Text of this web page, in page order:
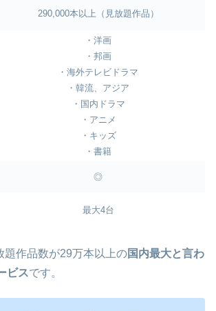
290,000本以上（見放題作品）
・洋画
・邦画
・海外テレビドラマ
・韓流、アジア
・国内ドラマ
・アニメ
・キッズ
・書籍
◎
最大4台
題作品数が29万本以上の国内最大と言わ
ビスです。